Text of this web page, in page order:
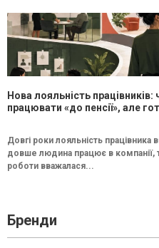
Нова лояльність
працювати «до пенсії», але
Довгі роки лояльність
довше людина працює в компанії,
роботи вважалася...
Бренди